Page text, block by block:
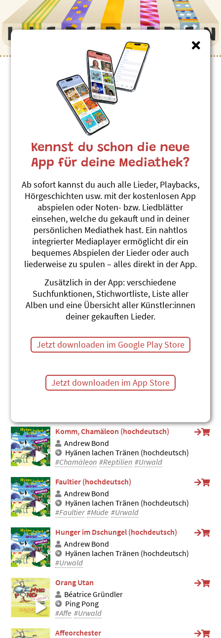
Kinderlieder zum Thema
”Urwald”
Im Urwald vo Kaeng Krachan
Andrew Bond
D Elefante plantsched
#Asien #Urwald
Orang-Utan
Roland Zoss
Xenegugeli, Tierlieder ABC
#Affe #Asien #Urwald
Jaguar
Roland Zoss
Xenegugeli, Tierlieder ABC
#Raubtiere #Urwald
De Urwald verwacht
d Schlieremer Chind
De Tarzan cha nöd singe
#Urwald
Toby Frey
Sing Song 1 (2024)
Wo ist der Urwald hin? (hochdeutsch)
Andrew Bond
Komm, Chamäleon (hochdeutsch)
Andrew Bond
Hyänen lachen Tränen (hochdeutsch)
#Chamäleon #Reptilien #Urwald
Faultier (hochdeutsch)
Andrew Bond
Hyänen lachen Tränen (hochdeutsch)
#Faultier #Müde #Urwald
Hunger im Dschungel (hochdeutsch)
Andrew Bond
Hyänen lachen Tränen (hochdeutsch)
#Urwald
Orang Utan
Béatrice Gründler
Ping Pong
#Affe #Urwald
Affeorchester
Kennst du schon die neue
App für deine Mediathek?
Ab sofort kannst du auch alle Lieder, Playbacks,
Hörgeschichten usw. mit der kostenlosen App
abspielen oder Noten- bzw. Liedblätter
einsehen, welche du gekauft und in deiner
persönlichen Mediathek hast. Ein nahtlos
integrierter Mediaplayer ermöglicht dir ein
bequemes Abspielen der Lieder oder auch
liederweise zu spulen – alles direkt in der App.
Zusätzlich in der App: verschiedene
Suchfunktionen, Stichwortliste, Liste aller
Alben und eine Übersicht aller Künstler:innen
deiner gekauften Lieder.
Jetzt downloaden im Google Play Store
Jetzt downloaden im App Store